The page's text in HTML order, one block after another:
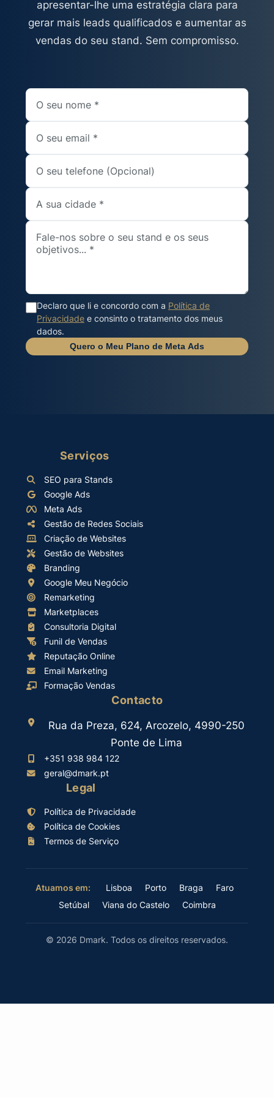
apresentar-lhe uma estratégia clara para
gerar mais leads qualificados e aumentar as
vendas do seu stand. Sem compromisso.
Declaro que li e concordo com a Política de
Privacidade e consinto o tratamento dos meus
dados.
Quero o Meu Plano de Meta Ads
Serviços
SEO para Stands
Google Ads
Meta Ads
Gestão de Redes Sociais
Criação de Websites
Gestão de Websites
Branding
Google Meu Negócio
Remarketing
Marketplaces
Consultoria Digital
Funil de Vendas
Reputação Online
Email Marketing
Formação Vendas
Contacto
Rua da Preza, 624, Arcozelo, 4990-250
Ponte de Lima
+351 938 984 122
geral@dmark.pt
Legal
Política de Privacidade
Política de Cookies
Termos de Serviço
Atuamos em: Lisboa Porto Braga
Faro
Setúbal
Viana do Castelo Coimbra
© 2026 Dmark. Todos os direitos reservados.